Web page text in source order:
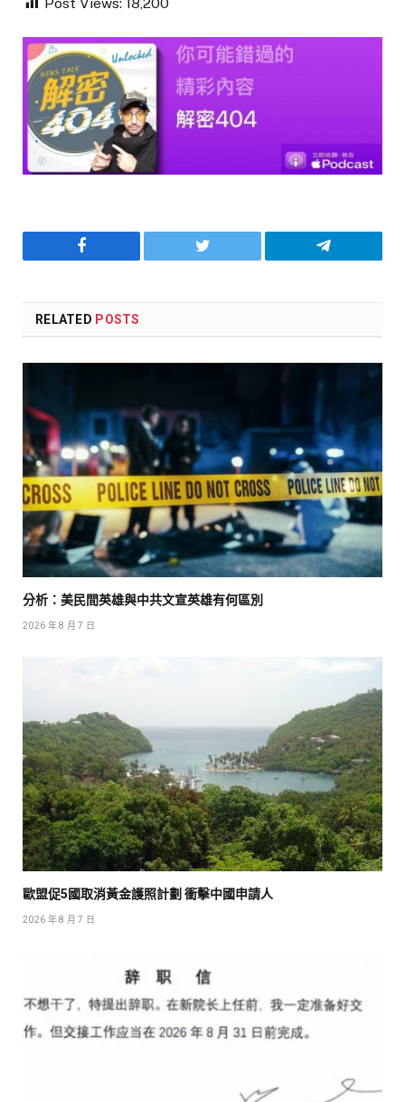
Facebook Twitter Telegram
RELATED POSTS
分析：美民間英雄與中共文宣英雄有何區別
2026 年 8 月 7 日
歐盟促5國取消黃金護照計劃 衝擊中國申請人
2026 年 8 月 7 日